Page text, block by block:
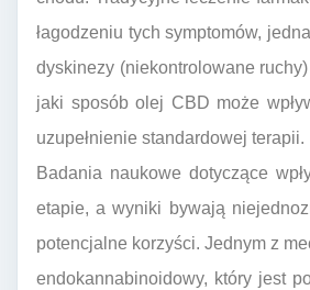
łagodzeniu tych symptomów,
dyskinezy (niekontrolowane
jaki sposób olej CBD może
uzupełnienie standardowej terapii.
Badania naukowe dotyczące
etapie, a wyniki bywają
potencjalne korzyści. Jednym z
endokannabinoidowy, który jest